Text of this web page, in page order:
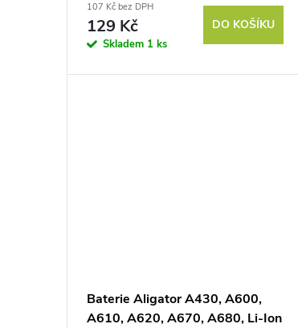
t
d
107 Kč bez DPH
129 Kč
Skladem 1 ks
DO KOŠÍKU
Baterie Aligator A430, A600,
A610, A620, A670, A680, Li-Ion